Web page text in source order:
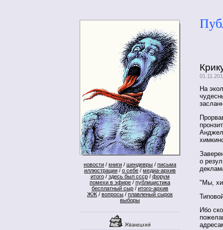
новости / книги / шендевры / письма
иллюстрации / о себе / медиа-архив
итого/ здесь был ссср/ форум
помехи в эфире / публицистика
бесплатный сыр / итого-архив
ЖЖ / вопросы / плавленый сырок
выборы
На
о
"Мы,
Ибо